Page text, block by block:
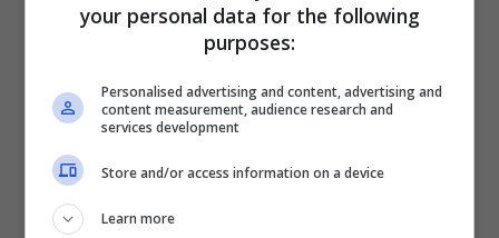
pianificando in coordinamento
ha detto Draghi. Poi ha proseguito:“L’Italia
condanna con assoluta fermezza
l’invasione russa: l’attacco è una violazione
dei trattati e dei fondamentali valori
your personal data for the following
purposes:
Personalised advertising and content, advertising and
content measurement, audience research and
services development
Store and/or access information on a device
Learn more